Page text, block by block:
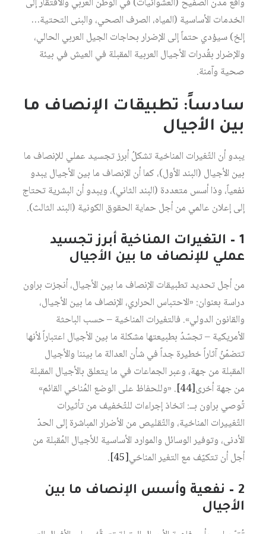
الخدمات الأساسية (المياه، الصرف الصحي، والبنى التحتية…
إلخ) سيؤدي حتماً إلى الإضرار بحاجات الجيل العربي الحالي،
والإضرار بقُدرات الأجيال العربية المقبلة في العيش في بيئة
صحية وآمنة.
سادساً: تطبيقات الإنصاف ما
بين الأجيال
يبدو أن التّغيرات المناخية تشكلُ أبرز تجسيد عملي للإنصاف ما
بين الأجيال (البند الأول)، كما أن الإنصاف ما بين الأجيال يبدو
نفعياً، وذا أسس متعددة (البند الثاني)، ويبدو أن البشرية تحتاج
إلى إعلان عالمي من أجل حماية الحقوق الكونية (البند الثالث).
1 – التغيرات المناخية أبرز تجسيد
عملي للإنصاف ما بين الأجيال
من أجل تحديد تطبيقات الإنصاف ما بين الأجيال، أنجزت براون
دراسة بعنوان: «الاحتباس الحراري، الإنصاف ما بين الأجيال،
والقانون الدولي». فالتغيرات المناخية – حسب الباحثة
الأمريكية – تجسّدُ بطبيعتها مشكلة ما بين الأجيال اعتباراً لأنها
تتضمّنُ آثاراً خطيرة جداً في شأن العدالة ما بيننا والأجيال
المقبلة من جهة، وعبر الجماعات في ما يتعلق بالأجيال المقبلة
من جهة أخرى‏[44]
. «وللحفاظ على الوضع المُناخي القائم»
تُوصي براون بــ: اتخاذ إجراءات للتّخفيف من تأثيرات
التّغييرات المناخية، والتّقليص من الأضرار المباشرة إلى الحدّ
الأدنى، وتوفير الوسائل والموارد الأساسية للأجيال المُقبلة من
أجل أن تتكيّف مع التغير المناخي‏[45]
.
2 – نفعية وأسس الإنصاف ما بين
الأجيال